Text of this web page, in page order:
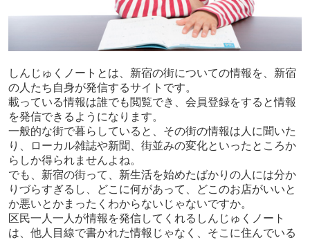
しんじゅくノートとは、新宿の街についての情報を、新宿
の人たち自身が発信するサイトです。
載っている情報は誰でも閲覧でき、会員登録をすると情報
を発信できるようになります。
一般的な街で暮らしていると、その街の情報は人に聞いた
り、ローカル雑誌や新聞、街並みの変化といったところか
らしか得られませんよね。
でも、新宿の街って、新生活を始めたばかりの人には分か
りづらすぎるし、どこに何があって、どこのお店がいいと
か悪いとかまったくわからないじゃないですか。
区民一人一人が情報を発信してくれるしんじゅくノート
は、他人目線で書かれた情報じゃなく、そこに住んでいる